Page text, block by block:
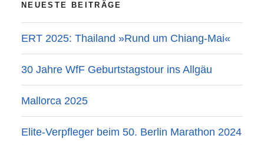
NEUESTE BEITRÄGE
ERT 2025: Thailand »Rund um Chiang-Mai«
30 Jahre WfF Geburtstagstour ins Allgäu
Mallorca 2025
Elite-Verpfleger beim 50. Berlin Marathon 2024